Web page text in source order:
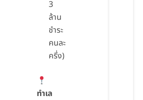
3
ล้าน
ชำระ
คนละ
ครึ่ง)
ทำเล